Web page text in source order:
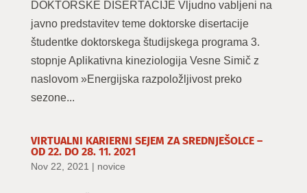
DOKTORSKE DISERTACIJE Vljudno vabljeni na
javno predstavitev teme doktorske disertacije
študentke doktorskega študijskega programa 3.
stopnje Aplikativna kineziologija Vesne Simič z
naslovom »Energijska razpoložljivost preko
sezone...
VIRTUALNI KARIERNI SEJEM ZA SREDNJEŠOLCE –
OD 22. DO 28. 11. 2021
Nov 22, 2021 | novice